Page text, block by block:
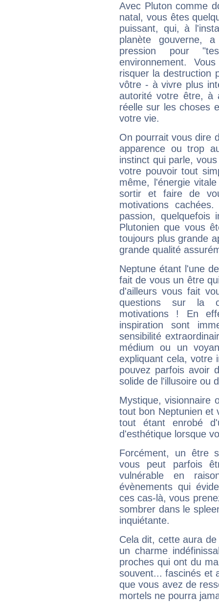
Avec Pluton comme
natal, vous êtes
puissant, qui, à
planète gouverne,
pression pour
environnement.
risquer la destruction
vôtre - à vivre plus
autorité votre être, à
réelle sur les choses
votre vie.
On pourrait vous dire
apparence ou trop
instinct qui parle,
votre pouvoir tout
même, l'énergie
sortir et faire de
motivations
passion, quelquefois
Plutonien que vous
toujours plus grande
grande qualité
Neptune étant l'une
fait de vous un être
d'ailleurs vous fait
questions sur la
motivations ! En
inspiration sont
sensibilité
médium ou un
expliquant cela, votre
pouvez parfois avoir
solide de l'illusoire ou
Mystique, visionnaire
tout bon Neptunien et
tout étant enrobé
d'esthétique lorsque
Forcément, un être
vous peut parfois
vulnérable en
évènements qui
ces cas-là, vous
sombrer dans le
inquiétante.
Cela dit, cette aura
un charme
proches qui ont du
souvent... fascinés et
que vous avez de
mortels ne pourra